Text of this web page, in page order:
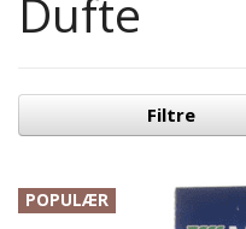
Dufte
Filtre
POPULÆR